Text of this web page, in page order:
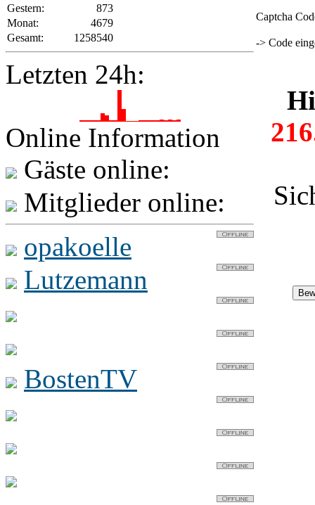
Gestern:
873
Monat:
4679
Gesamt:
1258540
Letzten 24h:
Online Information
Gäste online:
Mitglieder online:
opakoelle
Lutzemann
BostenTV
Captcha
-> Code